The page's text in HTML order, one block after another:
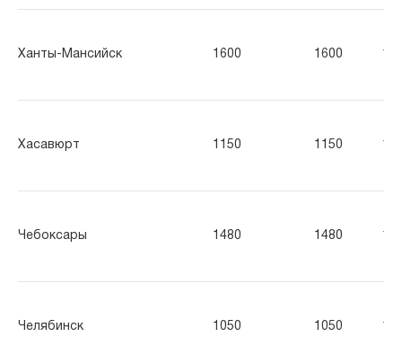
Ханты-Мансийск 1600 1600
Хасавюрт 1150 1150
Чебоксары 1480 1480
Челябинск 1050 1050